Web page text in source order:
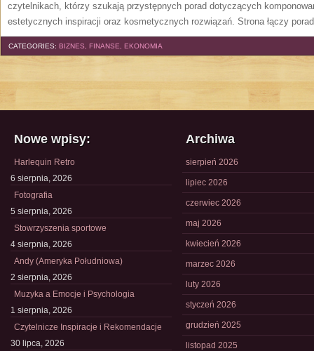
czytelnikach, którzy szukają przystępnych porad dotyczących
estetycznych inspiracji oraz kosmetycznych rozwiązań. Strona łączy
CATEGORIES: BIZNES, FINANSE, EKONOMIA
Nowe wpisy:
Harlequin Retro
6 sierpnia, 2026
Fotografia
5 sierpnia, 2026
Stowrzyszenia sportowe
4 sierpnia, 2026
Andy (Ameryka Południowa)
2 sierpnia, 2026
Muzyka a Emocje i Psychologia
1 sierpnia, 2026
Czytelnicze Inspiracje i Rekomendacje
30 lipca, 2026
Archiwa
sierpień 2026
lipiec 2026
czerwiec 2026
maj 2026
kwiecień 2026
marzec 2026
luty 2026
styczeń 2026
grudzień 2025
listopad 2025